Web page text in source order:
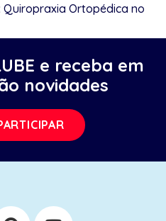
Quiropraxia Ortopédica no
e receba em
novidades